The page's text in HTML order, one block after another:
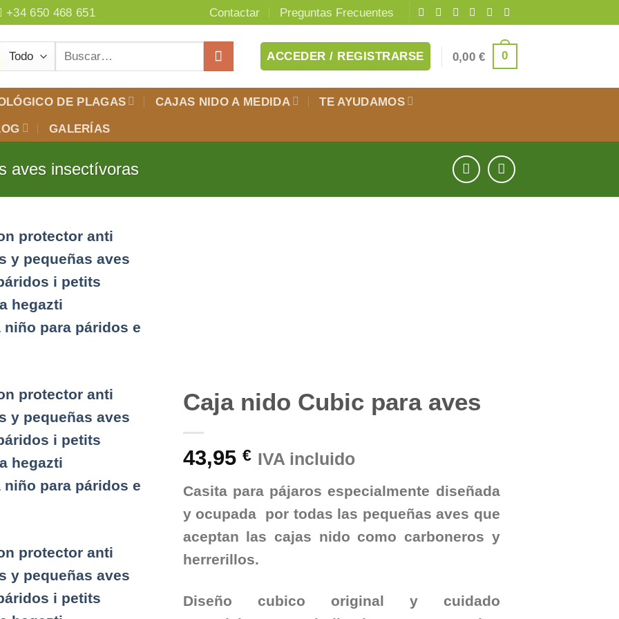
+34 650 468 651 Contactar Preguntas Frecuentes
Buscar
ACCEDER / REGISTRARSE 0,00€ 0
DE PLAGAS CAJAS NIDO A MEDIDA TE AYUDAMOS
GALERÍAS
aves insectívoras
Añadir
deseos
Caja nido Cubic para aves
43,95 € IVA incluido
Casita para pájaros especialmente diseñada
y ocupada por todas las pequeñas aves que
aceptan las cajas nido como carboneros y
herrerillos.
Diseño cubico original y cuidado